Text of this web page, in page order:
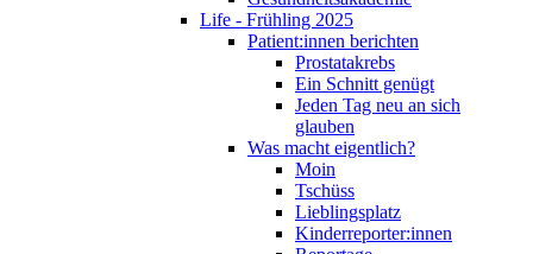
Life - Frühling 2025
Patient:innen berichten
Prostatakrebs
Ein Schnitt genügt
Jeden Tag neu an sich
glauben
Was macht eigentlich?
Moin
Tschüss
Lieblingsplatz
Kinderreporter:innen